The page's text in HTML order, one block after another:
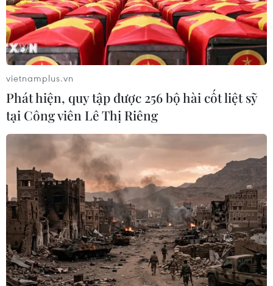
TIN CÙNG CHUYÊN MỤC
Cổ phiếu vốn Nhà nước trước bước
ngoặt cơ cấu sở hữu
Chứng khoán châu Á khởi sắc nhờ kỳ
vọng Fed giữ nguyên lãi suất
10/08/2026 09:41
VN-Index tăng gần 9 điểm nhờ nhóm
ngân hàng và năng lượng
10/08/2026 09:30
vietnamplus.vn
Phát hiện, quy tập được 256 bộ hài cốt liệt sỹ
tại Công viên Lê Thị Riêng